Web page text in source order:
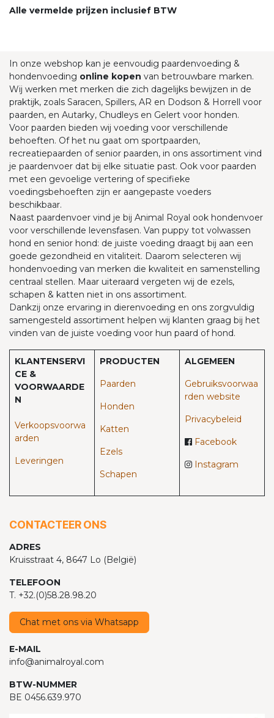
Alle vermelde prijzen inclusief BTW
In onze webshop kan je eenvoudig paardenvoeding &
hondenvoeding online kopen van betrouwbare marken.
Wij werken met merken die zich dagelijks bewijzen in de
praktijk, zoals Saracen, Spillers, AR en Dodson & Horrell voor
paarden, en Autarky, Chudleys en Gelert voor honden.
Voor paarden bieden wij voeding voor verschillende
behoeften. Of het nu gaat om sportpaarden,
recreatiepaarden of senior paarden, in ons assortiment vind
je paardenvoer dat bij elke situatie past. Ook voor paarden
met een gevoelige vertering of specifieke
voedingsbehoeften zijn er aangepaste voeders
beschikbaar.
Naast paardenvoer vind je bij Animal Royal ook hondenvoer
voor verschillende levensfasen. Van puppy tot volwassen
hond en senior hond: de juiste voeding draagt bij aan een
goede gezondheid en vitaliteit. Daarom selecteren wij
hondenvoeding van merken die kwaliteit en samenstelling
centraal stellen. Maar uiteraard vergeten wij de ezels,
schapen & katten niet in ons assortiment.
Dankzij onze ervaring in dierenvoeding en ons zorgvuldig
samengesteld assortiment helpen wij klanten graag bij het
vinden van de juiste voeding voor hun paard of hond.
KLANTENSERVI
CE &
VOORWAARDE
N
Verkoopsvoorwa
arden
Leveringen
PRODUCTEN
Paarden​
Honden
Katten
Ezels
Schapen
ALGEMEEN
Gebruiksvoorwaa
rden website
Privacybeleid
Facebook
Instagram
CONTACTEER ONS
ADRES
Kruisstraat 4, 8647 Lo (België)
TELEFOON
T. +32.(0)58.28.98.20
Chat met ons via Whatsapp
E-MAIL
info@animalroyal.com
BTW-NUMMER
BE 0456.639.970